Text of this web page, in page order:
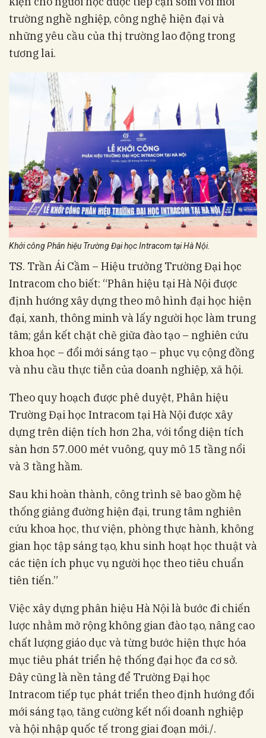
trường nghề nghiệp, công nghệ hiện đại và
những yêu cầu của thị trường lao động trong
tương lai.
Khởi công Phân hiệu Trường Đại học Intracom tại Hà Nội.
TS. Trần Ái Cầm – Hiệu trưởng Trường Đại học
Intracom cho biết: “Phân hiệu tại Hà Nội được
định hướng xây dựng theo mô hình đại học hiện
đại, xanh, thông minh và lấy người học làm trung
tâm; gắn kết chặt chẽ giữa đào tạo – nghiên cứu
khoa học – đổi mới sáng tạo – phục vụ cộng đồng
và nhu cầu thực tiễn của doanh nghiệp, xã hội.
Theo quy hoạch được phê duyệt, Phân hiệu
Trường Đại học Intracom tại Hà Nội được xây
dựng trên diện tích hơn 2ha, với tổng diện tích
sàn hơn 57.000 mét vuông, quy mô 15 tầng nổi
và 3 tầng hầm.
Sau khi hoàn thành, công trình sẽ bao gồm hệ
thống giảng đường hiện đại, trung tâm nghiên
cứu khoa học, thư viện, phòng thực hành, không
gian học tập sáng tạo, khu sinh hoạt học thuật và
các tiện ích phục vụ người học theo tiêu chuẩn
tiên tiến.”
Việc xây dựng phân hiệu Hà Nội là bước đi chiến
lược nhằm mở rộng không gian đào tạo, nâng cao
chất lượng giáo dục và từng bước hiện thực hóa
mục tiêu phát triển hệ thống đại học đa cơ sở.
Đây cũng là nền tảng để Trường Đại học
Intracom tiếp tục phát triển theo định hướng đổi
mới sáng tạo, tăng cường kết nối doanh nghiệp
và hội nhập quốc tế trong giai đoạn mới./.